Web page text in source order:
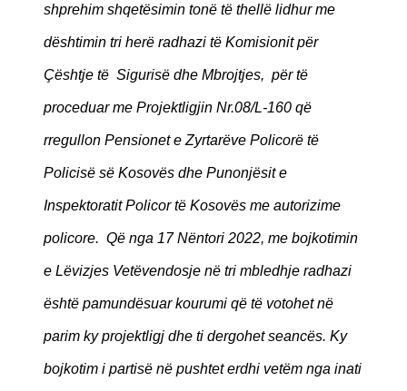
shprehim shqetësimin tonë të thellë lidhur me
dështimin tri herë radhazi të Komisionit për
Çështje të Sigurisë dhe Mbrojtjes, për të
proceduar me Projektligjin Nr.08/L-160 që
rregullon Pensionet e Zyrtarëve Policorë të
Policisë së Kosovës dhe Punonjësit e
Inspektoratit Policor të Kosovës me autorizime
policore. Që nga 17 Nëntori 2022, me bojkotimin
e Lëvizjes Vetëvendosje në tri mbledhje radhazi
është pamundësuar kourumi që të votohet në
parim ky projektligj dhe ti dergohet seancës. Ky
bojkotim i partisë në pushtet erdhi vetëm nga inati